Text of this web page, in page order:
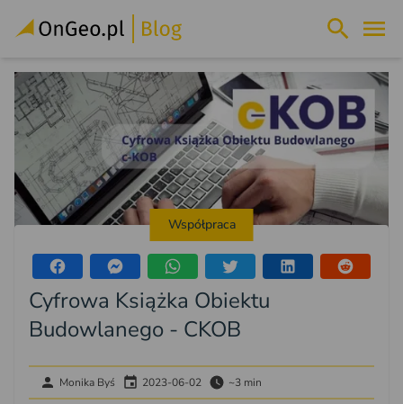
Współpraca
Cyfrowa Książka Obiektu
Budowlanego - CKOB
Monika Byś 2023-06-02 ~3 min